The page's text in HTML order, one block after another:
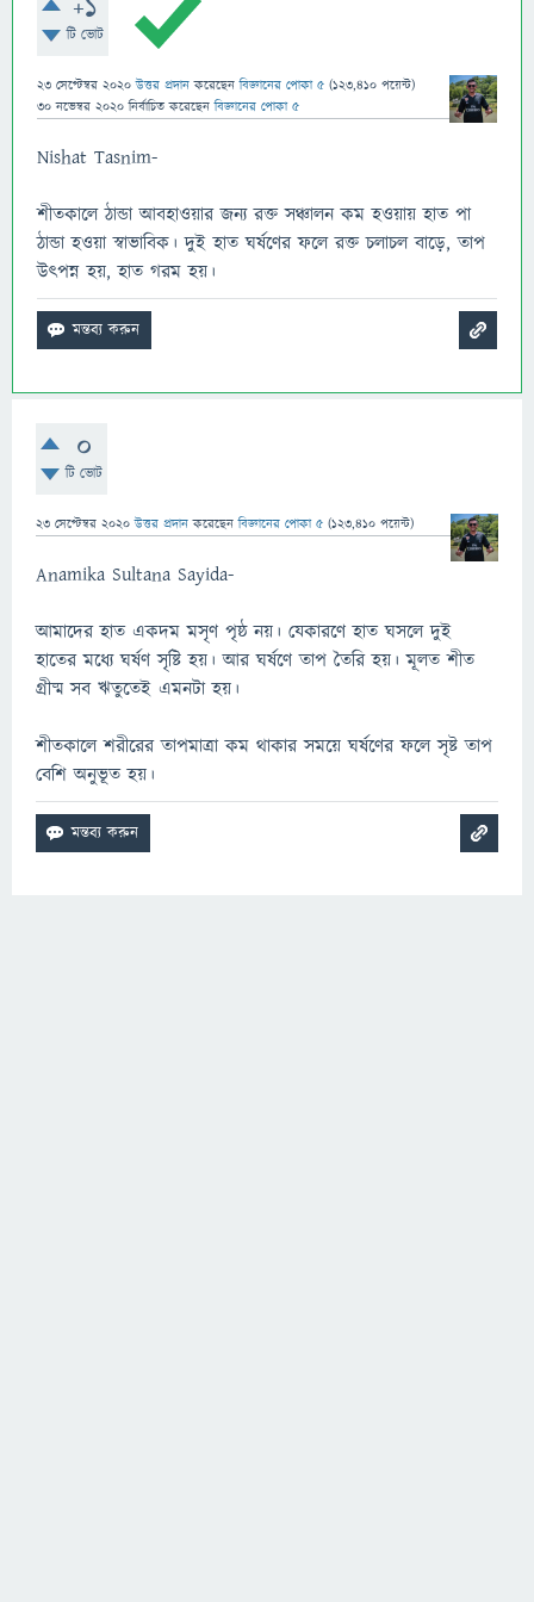
+1
টি ভোট
23 সেপ্টেম্বর 2020 উত্তর প্রদান করেছেনবিজ্ঞানের পোকা ৫ (123,410 পয়েন্ট)
30 নভেম্বর 2020 নির্বাচিত করেছেনবিজ্ঞানের পোকা ৫
Nishat Tasnim-
শীতকালে ঠান্ডা আবহাওয়ার জন্য রক্ত সঞ্চালন কম হওয়ায় হাত পা
ঠান্ডা হওয়া স্বাভাবিক। দুই হাত ঘর্ষণের ফলে রক্ত চলাচল বাড়ে, তাপ
উৎপন্ন হয়, হাত গরম হয়।
0
টি ভোট
23 সেপ্টেম্বর 2020 উত্তর প্রদান করেছেনবিজ্ঞানের পোকা ৫ (123,410 পয়েন্ট)
Anamika Sultana Sayida-
আমাদের হাত একদম মসৃণ পৃষ্ঠ নয়। যেকারণে হাত ঘসলে দুই
হাতের মধ্যে ঘর্ষণ সৃষ্টি হয়। আর ঘর্ষণে তাপ তৈরি হয়। মূলত শীত
গ্রীষ্ম সব ঋতুতেই এমনটা হয়।
শীতকালে শরীরের তাপমাত্রা কম থাকার সময়ে ঘর্ষণের ফলে সৃষ্ট তাপ
বেশি অনুভূত হয়।